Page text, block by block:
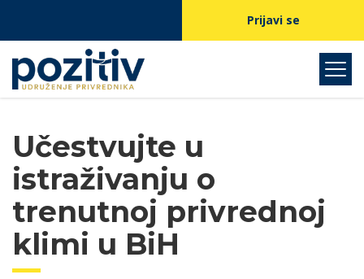
Prijavi se
Učestvujte u
istraživanju o
trenutnoj privrednoj
klimi u BiH